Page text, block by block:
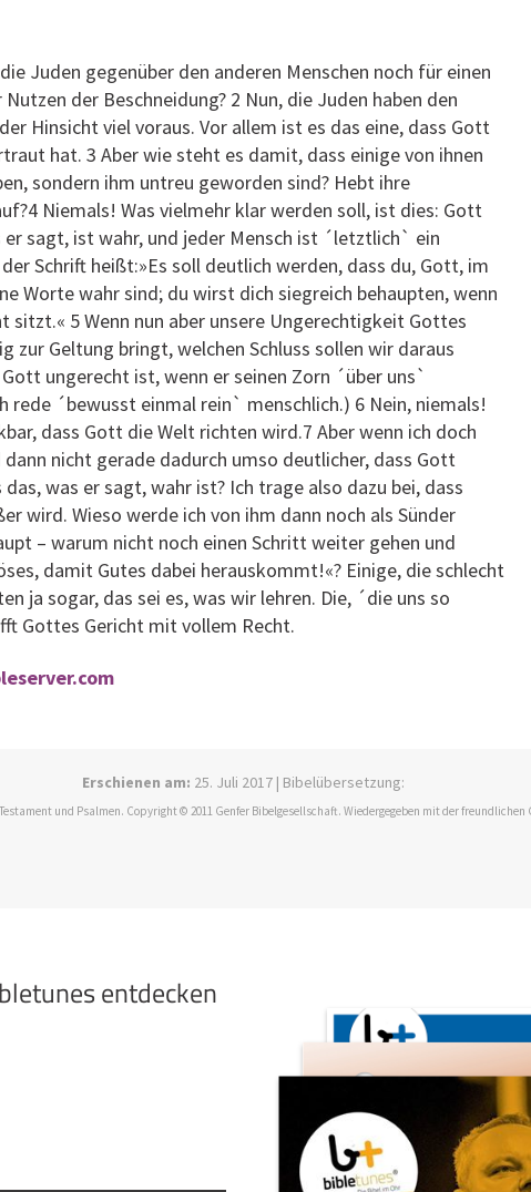
Juden gegenüber den anderen Menschen noch für einen
der Beschneidung? 2 Nun, die Juden haben den
Hinsicht viel voraus. Vor allem ist es das eine, dass Gott
hat. 3 Aber wie steht es damit, dass einige von ihnen
sondern ihm untreu geworden sind? Hebt ihre
Niemals! Was vielmehr klar werden soll, ist dies: Gott
er sagt, ist wahr, und jeder Mensch ist ´letztlich` ein
Schrift heißt:»Es soll deutlich werden, dass du, Gott, im
Worte wahr sind; du wirst dich siegreich behaupten, wenn
sitzt.« 5 Wenn nun aber unsere Ungerechtigkeit Gottes
zur Geltung bringt, welchen Schluss sollen wir daraus
ungerecht ist, wenn er seinen Zorn ´über uns`
rede ´bewusst einmal rein` menschlich.) 6 Nein, niemals!
dass Gott die Welt richten wird.7 Aber wenn ich doch
dann nicht gerade dadurch umso deutlicher, dass Gott
was er sagt, wahr ist? Ich trage also dazu bei, dass
wird. Wieso werde ich von ihm dann noch als Sünder
– warum nicht noch einen Schritt weiter gehen und
damit Gutes dabei herauskommt!«? Einige, die schlecht
ja sogar, das sei es, was wir lehren. Die, ´die uns so
Gottes Gericht mit vollem Recht.
Erschienen am: 25. Juli 2017 | Bibelübersetzung:
und Psalmen. Copyright © 2011 Genfer Bibelgesellschaft. Wiedergegeben mit der
entdecken